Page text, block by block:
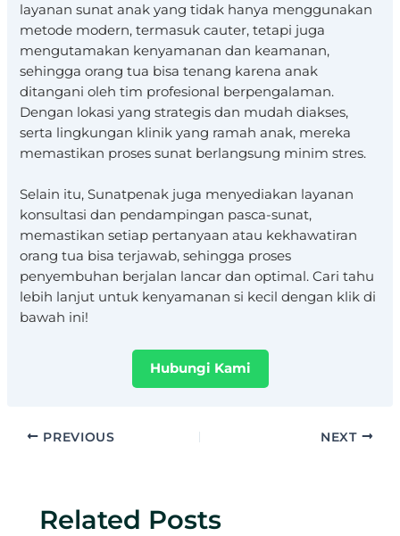
layanan sunat anak yang tidak hanya menggunakan
metode modern, termasuk cauter, tetapi juga
mengutamakan kenyamanan dan keamanan,
sehingga orang tua bisa tenang karena anak
ditangani oleh tim profesional berpengalaman.
Dengan lokasi yang strategis dan mudah diakses,
serta lingkungan klinik yang ramah anak, mereka
memastikan proses sunat berlangsung minim stres.
Selain itu, Sunatpenak juga menyediakan layanan
konsultasi dan pendampingan pasca-sunat,
memastikan setiap pertanyaan atau kekhawatiran
orang tua bisa terjawab, sehingga proses
penyembuhan berjalan lancar dan optimal. Cari tahu
lebih lanjut untuk kenyamanan si kecil dengan klik di
bawah ini!
Hubungi Kami
PREVIOUS NEXT
Related Posts